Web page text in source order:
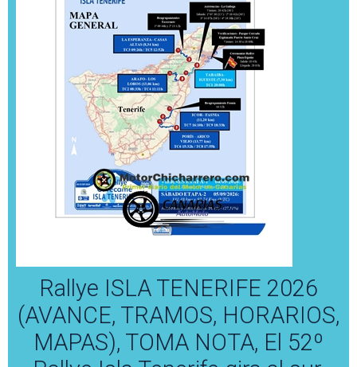
Rallye ISLA TENERIFE 2026
(AVANCE, TRAMOS, HORARIOS,
MAPAS), TOMA NOTA, El 52º